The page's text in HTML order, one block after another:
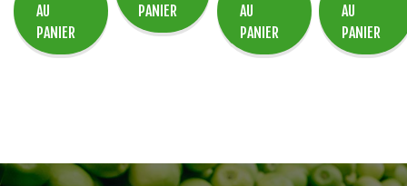
AU
PANIER
PANIER
AU
PANIER
AU
PANIER